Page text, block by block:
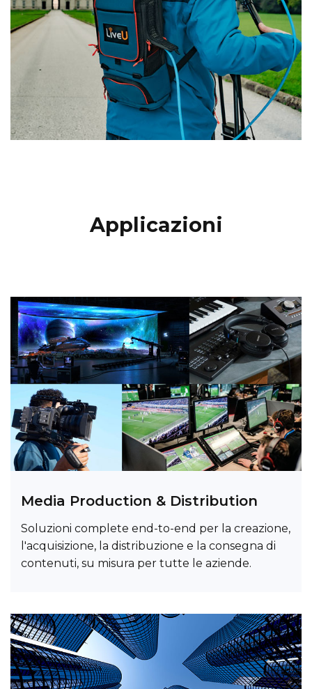
Applicazioni
Media Production & Distribution
Soluzioni complete end-to-end per la creazione,
l'acquisizione, la distribuzione e la consegna di
contenuti, su misura per tutte le aziende.